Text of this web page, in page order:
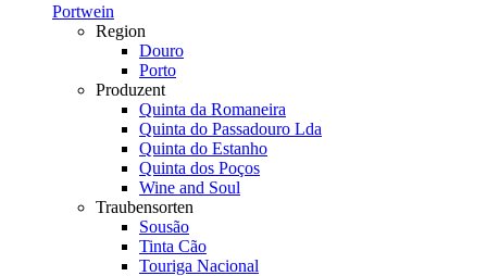
Portwein
Region
Douro
Porto
Produzent
Quinta da Romaneira
Quinta do Passadouro Lda
Quinta do Estanho
Quinta dos Poços
Wine and Soul
Traubensorten
Sousão
Tinta Cão
Touriga Nacional